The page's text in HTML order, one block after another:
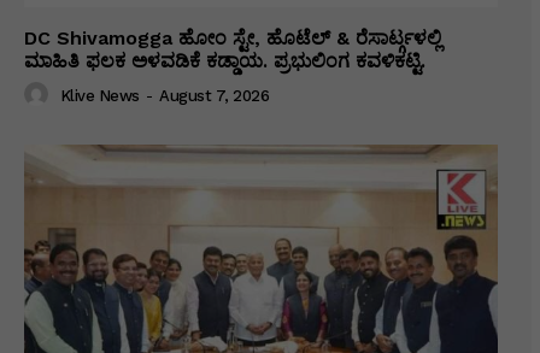
DC Shivamogga ಹೋಂ ಸ್ಟೇ, ಹೊಟೆಲ್ & ರೆಸಾರ್ಟ್ಗಳಲ್ಲಿ
ಮಾಹಿತಿ ಫಲಕ ಅಳವಡಿಕೆ ಕಡ್ಡಾಯ. ಪ್ರಭುಲಿಂಗ ಕವಳಿಕಟ್ಟಿ.
Klive News - August 7, 2026